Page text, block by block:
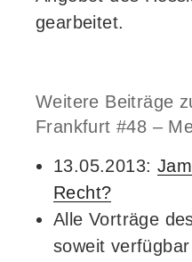
gearbeitet.
Weitere Beiträge
Frankfurt #48 –
13.05.2013:
Recht?
Alle Vorträge
soweit